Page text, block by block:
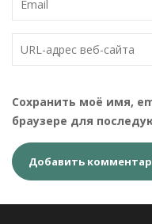
Сохранить моё имя,
браузере для